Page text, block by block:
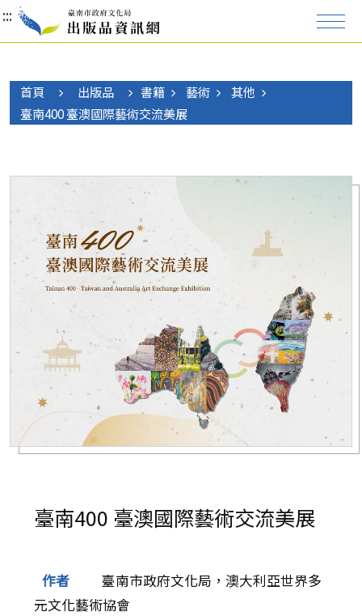
:::
:::
:::
首頁 出版品 書籍 藝術
其他
臺南400 臺澳國際藝術交流美展
臺南400 臺澳國際藝術交流美展
作者
臺南市政府文化局，澳大利亞世界多
元文化藝術協會